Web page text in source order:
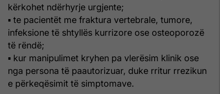
kërkohet ndërhyrje urgjente;
▪ te pacientët me fraktura vertebrale, tumore,
infeksione të shtyllës kurrizore ose osteoporozë
të rëndë;
▪ kur manipulimet kryhen pa vlerësim klinik ose
nga persona të paautorizuar, duke rritur rrezikun
e përkeqësimit të simptomave.